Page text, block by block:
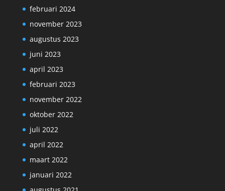
februari 2024
november 2023
augustus 2023
juni 2023
april 2023
februari 2023
november 2022
oktober 2022
juli 2022
april 2022
maart 2022
januari 2022